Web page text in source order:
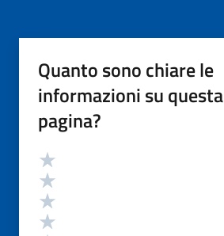
Quanto sono chiare le
informazioni su questa
pagina?
Valutazione